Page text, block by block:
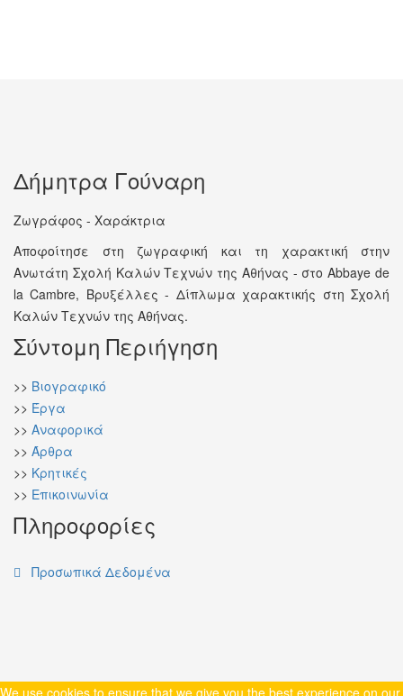
Δήμητρα Γούναρη
Ζωγράφος - Χαράκτρια
Αποφοίτησε στη ζωγραφική και τη χαρακτική στην
Ανωτάτη Σχολή Καλών Τεχνών της Αθήνας - στο Abbaye de
la Cambre, Βρυξέλλες - Δίπλωμα χαρακτικής στη Σχολή
Καλών Τεχνών της Αθήνας.
Σύντομη Περιήγηση
>> Βιογραφικό
>> Έργα
>> Αναφορικά
>> Άρθρα
>> Κρητικές
>> Επικοινωνία
Πληροφορίες
Προσωπικά Δεδομένα
We use cookies to ensure that we give you the best experience on our